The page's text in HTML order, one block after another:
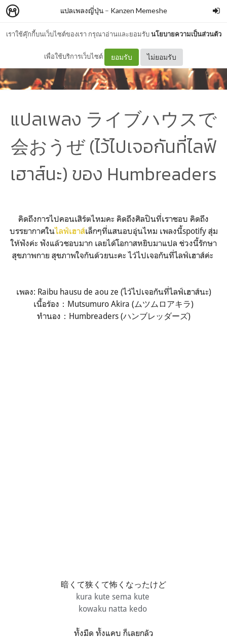
เราใช้คุ๊กกี้บนเว็บไซต์ของเรา กรุณาอ่านและยอมรับนโยบายความเป็นส่วนตัว
เพื่อใช้บริการเว็บไซต์ ยอมรับ ไม่ยอมรับ
แปลเพลงญี่ปุ่น– Kanzen Memeshe
แปลเพลง ライブハウスで
会おうぜ (ไว้ไปเจอกันที่ไลฟ์
เฮาส์นะ) ของ Humbreaders
คิดถึงการไปคอนเสิร์ตไหมคะ คิดถึงศิลปินที่เราชอบ คิดถึง
บรรยากาศในไลฟ์เฮาส์เล็กๆที่แสนอบอุ่นไหม เพลงนี้spotify สุ่ม
ให้ฟังค่ะ ฟังแล้วชอบมาก เลยได้โอกาสหยิบมาแปล ช่วงนี้รักษา
สุขภาพกาย สุขภาพใจกันด้วยนะคะ ไว้ไปเจอกันที่ไลฟ์เฮาส์ค่ะ
เพลง: Raibu hausu de aou ze (ไว้ไปเจอกันที่ไลฟ์เฮาส์นะ)
เนื้อร้อง：Mutsumuro Akira (ムツムロアキラ)
ทำนอง：Humbreaders (ハンブレッダーズ)
暗くて狭くて怖くなったけど
kura kute sema kute
kowaku natta kedo
ทั้งมืด ทั้งแคบ ก็เลยกลัว